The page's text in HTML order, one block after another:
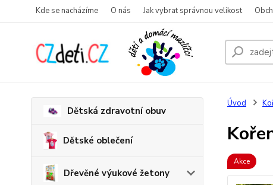
Kde se nacházíme O nás Jak vybrat správnou velikost
Dětská zdravotní obuv
Dětské oblečení
Dřevěné výukové žetony
Úvod
Akce